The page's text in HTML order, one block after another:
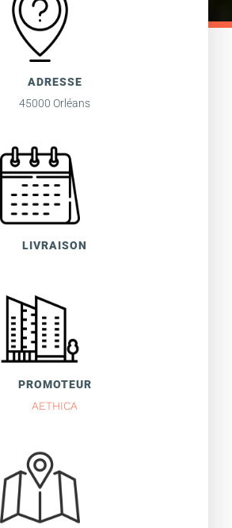
ADRESSE
45000 Orléans
LIVRAISON
PROMOTEUR
AETHICA